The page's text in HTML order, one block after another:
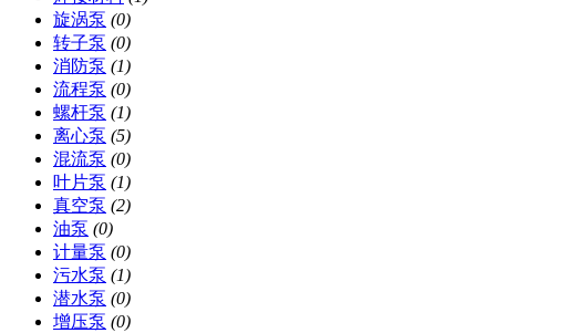
旋涡泵 (0)
转子泵 (0)
消防泵 (1)
流程泵 (0)
螺杆泵 (1)
离心泵 (5)
混流泵 (0)
叶片泵 (1)
真空泵 (2)
油泵 (0)
计量泵 (0)
污水泵 (1)
潜水泵 (0)
增压泵 (0)